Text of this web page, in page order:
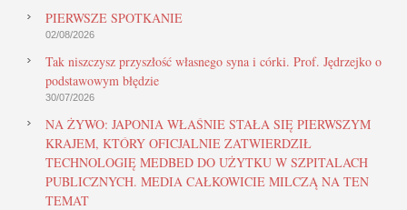
PIERWSZE SPOTKANIE
02/08/2026
Tak niszczysz przyszłość własnego syna i córki. Prof. Jędrzejko o
podstawowym błędzie
30/07/2026
NA ŻYWO: JAPONIA WŁAŚNIE STAŁA SIĘ PIERWSZYM
KRAJEM, KTÓRY OFICJALNIE ZATWIERDZIŁ
TECHNOLOGIĘ MEDBED DO UŻYTKU W SZPITALACH
PUBLICZNYCH. MEDIA CAŁKOWICIE MILCZĄ NA TEN
TEMAT